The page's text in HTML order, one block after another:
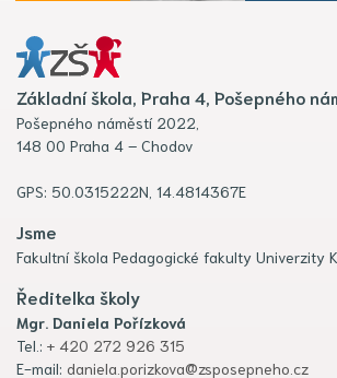
Základní škola, Praha 4, Pošepného
Pošepného náměstí 2022,
148 00 Praha 4 – Chodov
GPS: 50.0315222N, 14.4814367E
Jsme
Fakultní škola Pedagogické fakulty Univerzity
Ředitelka školy
Mgr. Daniela Pořízková
Tel.: + 420 272 926 315
E-mail: daniela.porizkova@zsposepneho.cz